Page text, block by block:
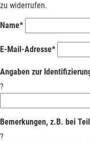
zu widerrufen.
Name*
E-Mail-Adresse*
Angaben zur
?
Bemerkungen, z.B. bei
?